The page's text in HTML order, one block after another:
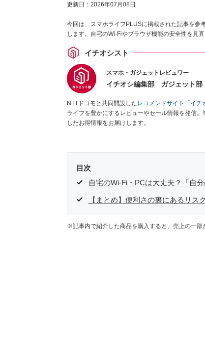
更新日： 2026年07月08日
今回は、スマホライフPLUSに掲載された記事を参
します。自宅のWi-Fiやブラウザ機能の安全性を見直
イチオシスト
スマホ・ガジェットレビュワー
イチオシ編集部 ガジェット部
NTTドコモと共同開設したレコメンドサイト「イチ
ライフを豊かにするレビューやセール情報を発信
したお得情報をお届けします。
目次
自宅のWi-Fi・PCは大丈夫？「自
【まとめ】便利さの裏にあるリス
※記事内で紹介した商品を購入すると、売上の一部